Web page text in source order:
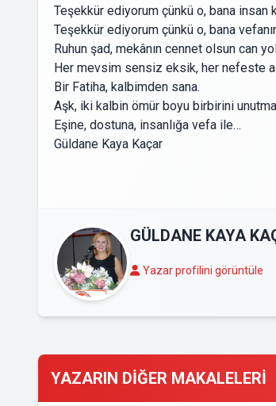
Teşekkür ediyorum çünkü o, bana insan
Teşekkür ediyorum çünkü o, bana
Ruhun şad, mekânın cennet olsun can
Her mevsim sensiz eksik, her nefeste
Bir Fatiha, kalbimden sana.
Aşk, iki kalbin ömür boyu birbirini
Eşine, dostuna, insanlığa vefa ile…
Güldane Kaya Kaçar
GÜLDANE KAYA
Yazar profilini görüntüle
YAZARIN DİĞER MAKALELERİ